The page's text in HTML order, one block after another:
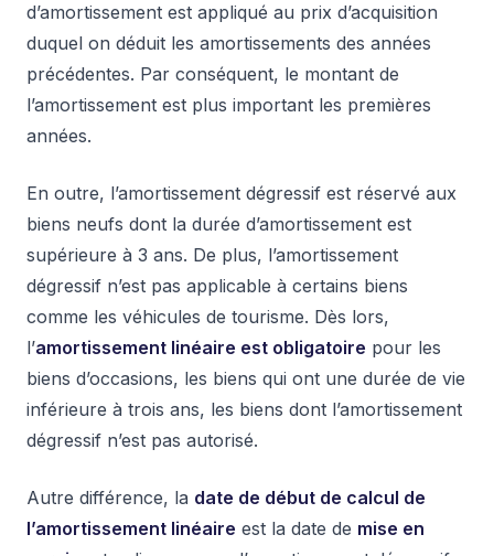
d’amortissement est appliqué au prix d’acquisition
duquel on déduit les amortissements des années
précédentes. Par conséquent, le montant de
l’amortissement est plus important les premières
années.
En outre, l’amortissement dégressif est réservé aux
biens neufs dont la durée d’amortissement est
supérieure à 3 ans. De plus, l’amortissement
dégressif n’est pas applicable à certains biens
comme les véhicules de tourisme. Dès lors,
l’amortissement linéaire est obligatoire pour les
biens d’occasions, les biens qui ont une durée de vie
inférieure à trois ans, les biens dont l’amortissement
dégressif n’est pas autorisé.
Autre différence, la date de début de calcul de
l’amortissement linéaire est la date de mise en